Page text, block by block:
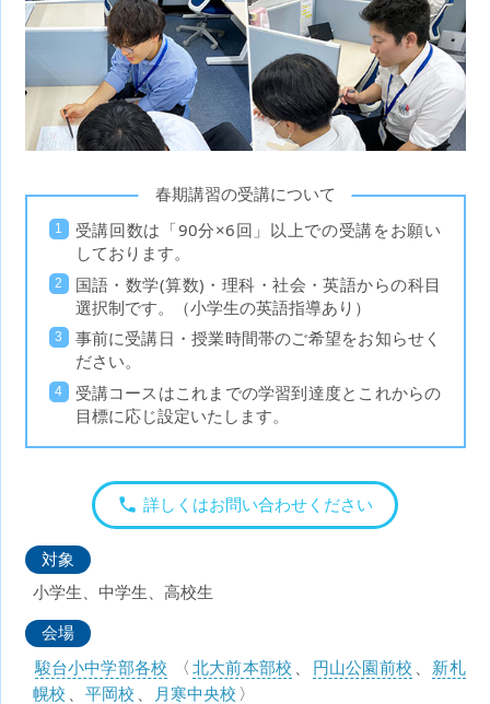
春期講習の受講について
受講回数は「90分×6回」以上での受講をお願い
しております。
国語・数学(算数)・理科・社会・英語からの科目
選択制です。（小学生の英語指導あり）
事前に受講日・授業時間帯のご希望をお知らせく
ださい。
受講コースはこれまでの学習到達度とこれからの
目標に応じ設定いたします。
詳しくはお問い合わせください
対象
小学生、中学生、高校生
会場
駿台小中学部各校
〈 北大前本部校 、 円山公園前校 、
新札
幌校 、 平岡校 、 月寒中央校 〉